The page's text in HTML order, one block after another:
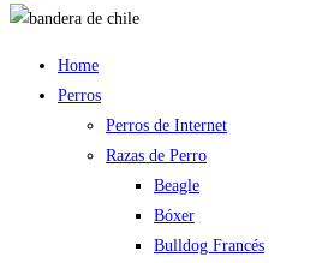
Home
Perros
Perros de Internet
Razas de Perro
Beagle
Bóxer
Bulldog Francés